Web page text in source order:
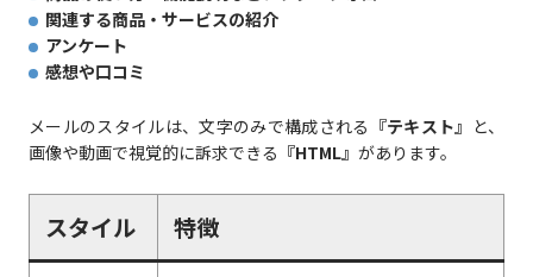
関連する商品・サービスの紹介
アンケート
感想や口コミ
メールのスタイルは、文字のみで構成される 『テキスト』 と、
画像や動画で視覚的に訴求できる 『HTML』 があります。
スタイル 特徴